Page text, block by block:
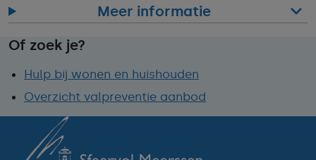
Meer informatie
Of zoek je?
Hulp bij wonen en huishouden
Overzicht valpreventie aanbod